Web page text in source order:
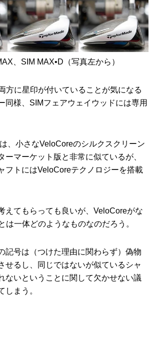
、SIM MAX•D（写真左から）
方に星印が付いていることが気になる
同様、SIMフェアウェイウッドには専用
、小さなVeloCoreのシルクスクリーン
ーマーケット版と非常に似ているが、
フトにはVeloCoreテクノロジーを搭載
えてもらっても良いが、VeloCoreがな
は一体どのようなものなのだろう。
記号は（つけた理由に関わらず）偽物
せるし、同じではないが似ているシャ
ないということに関して欠かせない議
しまう。